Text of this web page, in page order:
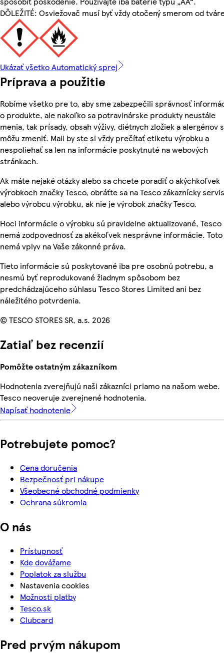
DÔLEŽITÉ: Osviežovač musí byť vždy otočený smerom od
Ukázať všetko Automatický sprej
Príprava a použitie
Robíme všetko pre to, aby sme zabezpečili správnosť
o produkte, ale nakoľko sa potravinárske produkty neustále
menia, tak prísady, obsah výživy, diétnych zložiek a alergénov
môžu zmeniť. Mali by ste si vždy prečítať etiketu výrobku a
nespoliehať sa len na informácie poskytnuté na webových
stránkach.
Ak máte nejaké otázky alebo sa chcete poradiť o akýchkoľvek
výrobkoch značky Tesco, obráťte sa na Tesco zákaznícky
alebo výrobcu výrobku, ak nie je výrobok značky Tesco.
Hoci informácie o výrobku sú pravidelne aktualizované, Tesco
nemá zodpovednosť za akékoľvek nesprávne informácie. Toto
nemá vplyv na Vaše zákonné práva.
Tieto informácie sú poskytované iba pre osobnú potrebu, a
nesmú byť reprodukované žiadnym spôsobom bez
predchádzajúceho súhlasu Tesco Stores Limited ani bez
náležitého potvrdenia.
© TESCO STORES SR, a.s. 2026
Zatiaľ bez recenzií
Pomôžte ostatným zákazníkom
Hodnotenia zverejňujú naši zákazníci priamo na našom webe.
Tesco neoveruje zverejnené hodnotenia.
Napísať hodnotenie
Potrebujete pomoc?
Cena doručenia
Bezpečnosť pri nákupe
Všeobecné obchodné podmienky
Ochrana súkromia
O nás
Prístupnosť
Kde dovážame
Poplatok za službu
Nastavenia cookies
Možnosti platby
Tesco.sk
Clubcard
Pred prvým nákupom